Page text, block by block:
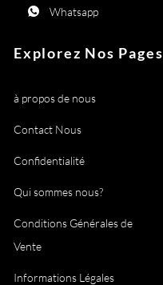
Whatsapp
Explorez Nos Pages
à propos de nous
Contact Nous
Confidentialité
Qui sommes nous?
Conditions Générales de
Vente
Informations Légales